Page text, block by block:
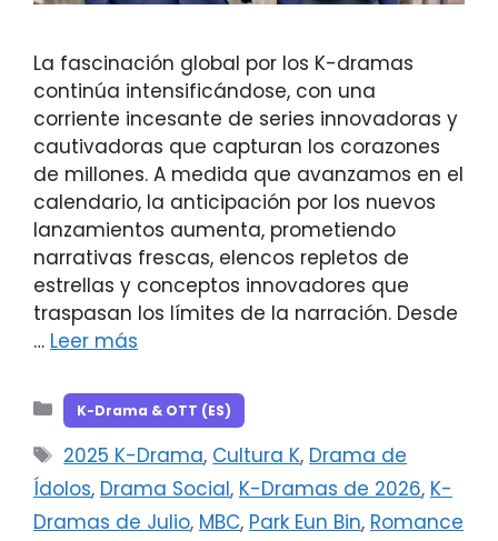
La fascinación global por los K-dramas
continúa intensificándose, con una
corriente incesante de series innovadoras y
cautivadoras que capturan los corazones
de millones. A medida que avanzamos en el
calendario, la anticipación por los nuevos
lanzamientos aumenta, prometiendo
narrativas frescas, elencos repletos de
estrellas y conceptos innovadores que
traspasan los límites de la narración. Desde
… Leer más
Categorías
K-Drama & OTT (ES)
Etiquetas
2025 K-Drama, Cultura K, Drama de
Ídolos, Drama Social, K-Dramas de 2026, K-
Dramas de Julio, MBC, Park Eun Bin, Romance